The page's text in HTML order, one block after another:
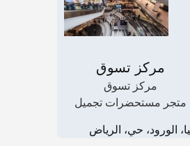
مركز تسوق
مركز تسوق
متجر مستحضرات تجميل
الورود، حي، الرياض